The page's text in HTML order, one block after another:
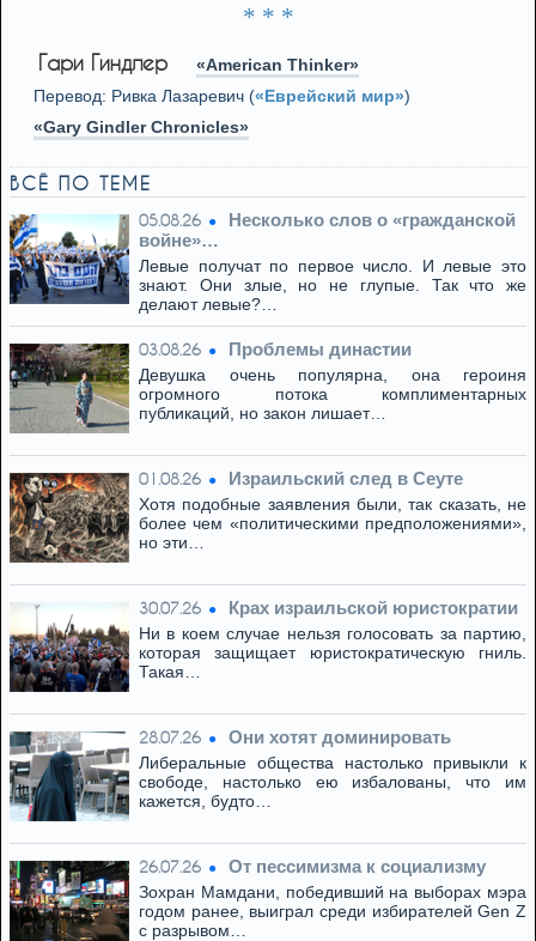
* * *
Гари Гиндлер
«American Thinker»
Перевод: Ривка Лазаревич («Еврейский мир»)
«Gary Gindler Chronicles»
ВСЁ ПО ТЕМЕ
05.08.26
Несколько слов о «гражданской
войне»…
Левые получат по первое число. И левые это
знают. Они злые, но не глупые. Так что же
делают левые?…
03.08.26 Проблемы династии
Девушка очень популярна, она героиня
огромного потока комплиментарных
публикаций, но закон лишает…
01.08.26 Израильский след в Сеуте
Хотя подобные заявления были, так сказать, не
более чем «политическими предположениями»,
но эти…
30.07.26 Крах израильской юристократии
Ни в коем случае нельзя голосовать за партию,
которая защищает юристократическую гниль.
Такая…
28.07.26 Они хотят доминировать
Либеральные общества настолько привыкли к
свободе, настолько ею избалованы, что им
кажется, будто…
26.07.26 От пессимизма к социализму
Зохран Мамдани, победивший на выборах мэра
годом ранее, выиграл среди избирателей Gen Z
с разрывом…